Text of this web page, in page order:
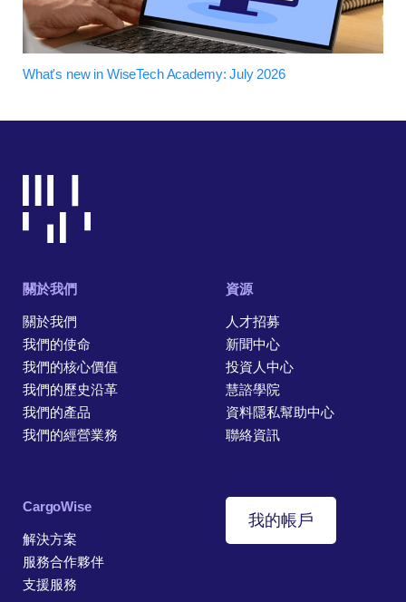
What's new in WiseTech Academy: July 2026
關於我們
關於我們
我們的使命
我們的核心價值
我們的歷史沿革
我們的產品
我們的經營業務
資源
人才招募
新聞中心
投資人中心
慧諮學院
資料隱私幫助中心
聯絡資訊
CargoWise
解決方案
服務合作夥伴
支援服務
我的帳戶